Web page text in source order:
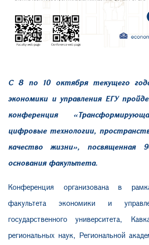
С 8 по 10 октября текущего
экономики и управления ЕГУ
конференция
цифровые технологии,
качество жизни», посвященная
основания факультета.
Конференция организована в
факультета экономики и
государственного университета,
региональных наук, Региональной